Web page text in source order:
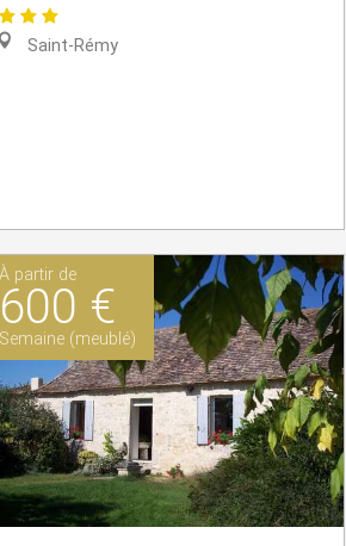
Saint-Rémy
À partir de
600 €
Semaine (meublé)